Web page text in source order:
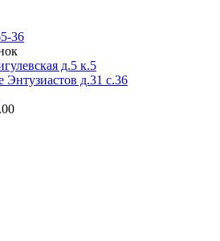
36
д.5 к.5
д.31 с.36